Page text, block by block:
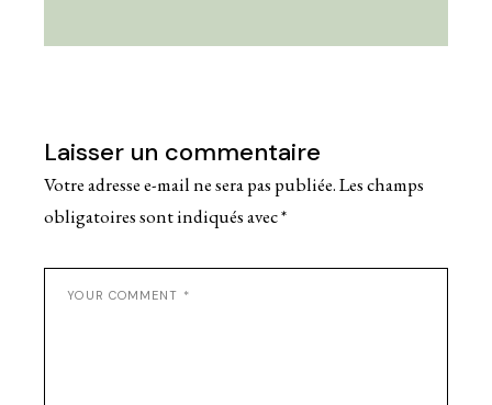
Laisser un commentaire
Votre adresse e-mail ne sera pas publiée.Les champs
obligatoires sont indiqués avec*